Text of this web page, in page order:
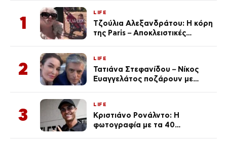
1
LIFE
Τζούλια Αλεξανδράτου: Η κόρη
της Paris – Αποκλειστικές
2
LIFE
Τατιάνα Στεφανίδου – Νίκος
Ευαγγελάτος ποζάρουν με
3
LIFE
Κριστιάνο Ρονάλντο: Η
φωτογραφία με τα 40